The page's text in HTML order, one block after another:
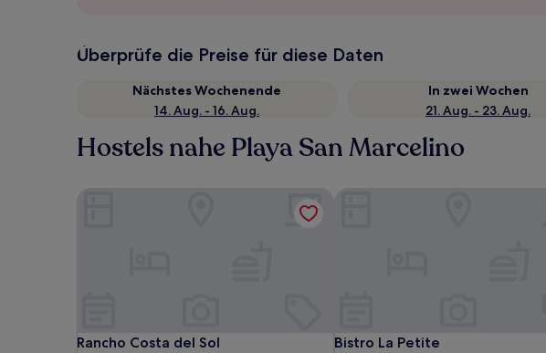
Überprüfe die Preise für diese Daten
Nächstes Wochenende
14. Aug. - 16. Aug.
In zwei Wochen
21. Aug. - 23. Aug.
Hostels nahe Playa San Marcelino
Rancho Costa del Sol
Rancho Costa del Sol
Bistro La Petite
Bistro La Petite